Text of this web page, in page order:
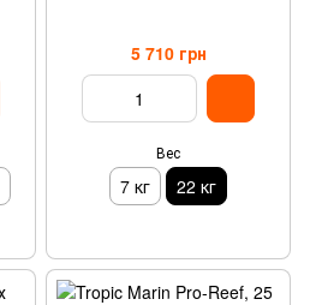
5 710 грн
Вес
7 кг 22 кг